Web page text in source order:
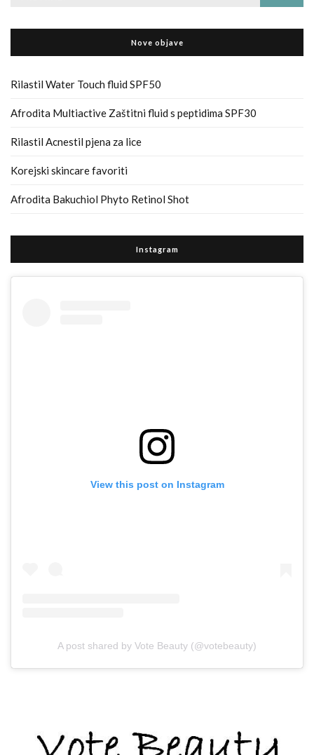
Nove objave
Rilastil Water Touch fluid SPF50
Afrodita Multiactive Zaštitni fluid s peptidima SPF30
Rilastil Acnestil pjena za lice
Korejski skincare favoriti
Afrodita Bakuchiol Phyto Retinol Shot
Instagram
View this post on Instagram
A post shared by Vote Beauty (@votebeauty)